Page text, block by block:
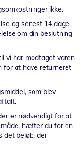
ikke.
og senest 14 dage
om din beslutning
vi har modtaget varen
for at have returneret
som blev
er nødvendigt for at
hæfter du for en
det beløb, der